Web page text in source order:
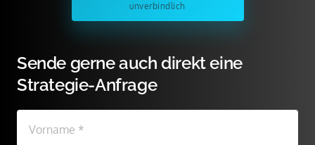
unverbindlich
Sende gerne auch direkt eine
Strategie-Anfrage